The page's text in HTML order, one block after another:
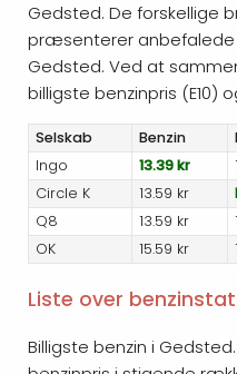
Gedsted. De
præsenterer anbefalede
Gedsted. Ved at
billigste benzinpris (E10)
Selskab Benzin
Ingo
13.39 kr
Circle K
13.59 kr
Q8
13.59 kr
OK
15.59 kr
Liste over
Billigste benzin i